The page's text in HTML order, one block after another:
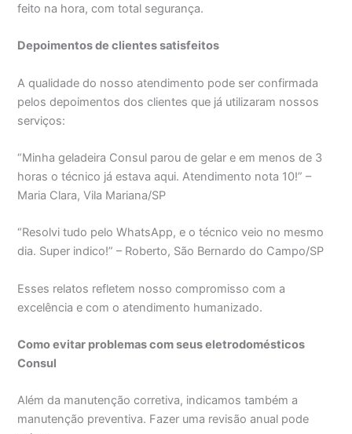
feito na hora, com total segurança.
Depoimentos de clientes satisfeitos
A qualidade do nosso atendimento pode ser confirmada
pelos depoimentos dos clientes que já utilizaram nossos
serviços:
“Minha geladeira Consul parou de gelar e em menos de 3
horas o técnico já estava aqui. Atendimento nota 10!” –
Maria Clara, Vila Mariana/SP
“Resolvi tudo pelo WhatsApp, e o técnico veio no mesmo
dia. Super indico!” – Roberto, São Bernardo do Campo/SP
Esses relatos refletem nosso compromisso com a
excelência e com o atendimento humanizado.
Como evitar problemas com seus eletrodomésticos
Consul
Além da manutenção corretiva, indicamos também a
manutenção preventiva. Fazer uma revisão anual pode